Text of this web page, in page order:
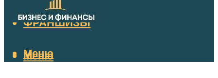
НАЛОГИ
ФРАНШИЗЫ
Меню
Меню